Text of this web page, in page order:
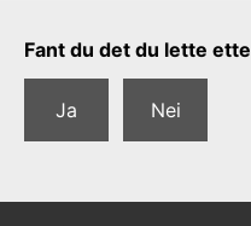
Tilbakemeldingsskjema
Fant du det du lette
Ja Nei